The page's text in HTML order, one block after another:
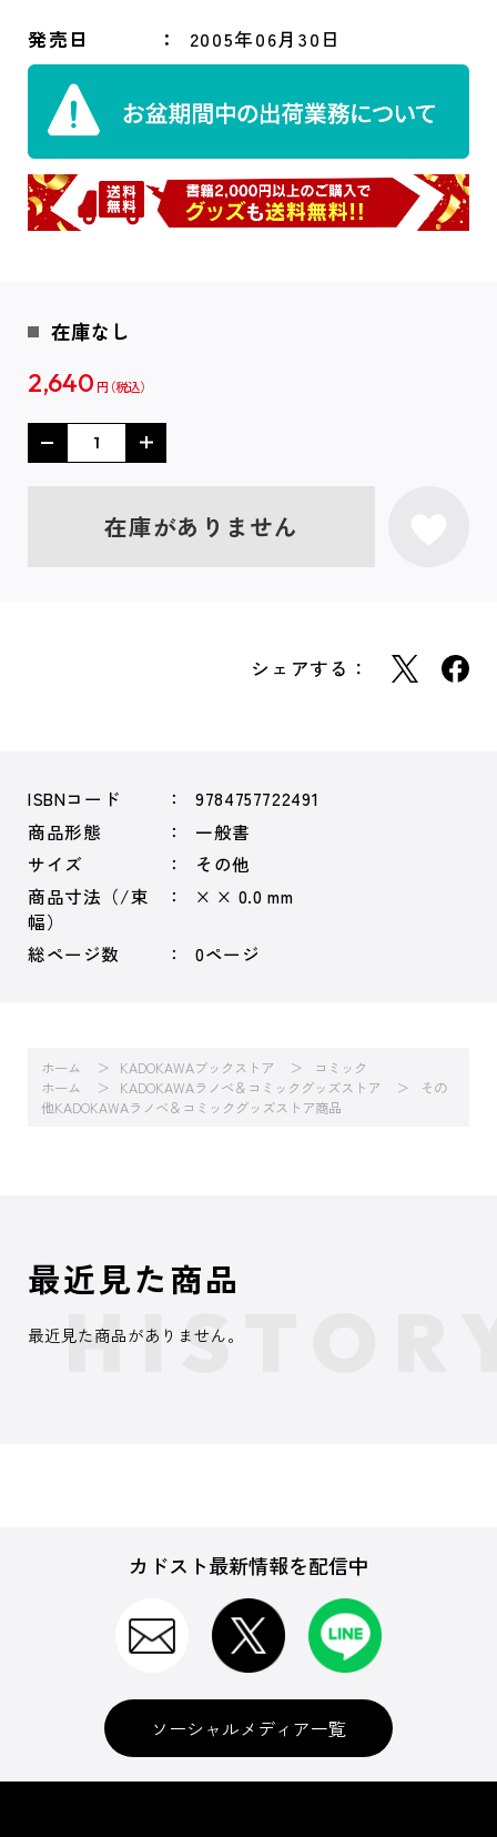
発売日 2005年06月30日
在庫なし
2,640 円
在庫がありません
シェアする：
ISBNコード
9784757722491
商品形態
一般書
サイズ
その他
商品寸法（/束
幅）
× × 0.0 mm
総ページ数 0ページ
ホーム KADOKAWAブックストア
コミック
ホーム
KADOKAWAラノベ＆コミックグッズストア
その
他KADOKAWAラノベ＆コミックグッズストア商品
最近見た商品
最近見た商品がありません。
カドスト最新情報を配信中
ソーシャルメディア一覧